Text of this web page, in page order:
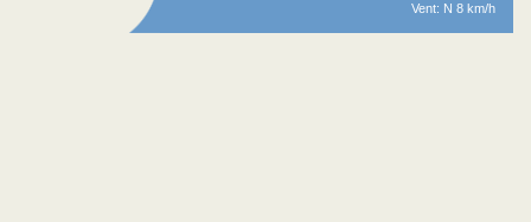
Vent: N 8 km/h